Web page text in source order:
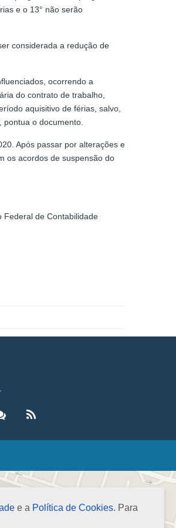
e o 13° não serão
considerada a redução de
ocorrendo a
do contrato de trabalho,
aquisitivo de férias, salvo,
pontua o documento.
Após passar por alterações e
os acordos de suspensão do
Federal de Contabilidade
e a Política de Cookies. Para